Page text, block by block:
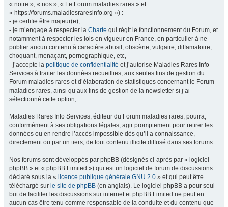
« notre », « nos », « Le Forum maladies rares » et
« https://forums.maladiesraresinfo.org ») :
- je certifie être majeur(e),
- je m’engage à respecter la Charte qui régit le fonctionnement du Forum, et
notamment à respecter les lois en vigueur en France, en particulier à ne
publier aucun contenu à caractère abusif, obscène, vulgaire, diffamatoire,
choquant, menaçant, pornographique, etc,
- j’accepte la politique de confidentialité et j’autorise Maladies Rares Info
Services à traiter les données recueillies, aux seules fins de gestion du
Forum maladies rares et d’élaboration de statistiques concernant le Forum
maladies rares, ainsi qu’aux fins de gestion de la newsletter si j’ai
sélectionné cette option,
Maladies Rares Info Services, éditeur du Forum maladies rares, pourra,
conformément à ses obligations légales, agir promptement pour retirer les
données ou en rendre l’accès impossible dès qu’il a connaissance,
directement ou par un tiers, de tout contenu illicite diffusé dans ses forums.
Nos forums sont développés par phpBB (désignés ci-après par « logiciel
phpBB » et « phpBB Limited ») qui est un logiciel de forum de discussions
déclaré sous la « licence publique générale GNU 2.0 » et qui peut être
téléchargé sur le site de phpBB (en anglais). Le logiciel phpBB a pour seul
but de faciliter les discussions sur internet et phpBB Limited ne peut en
aucun cas être tenu comme responsable de la conduite et du contenu que